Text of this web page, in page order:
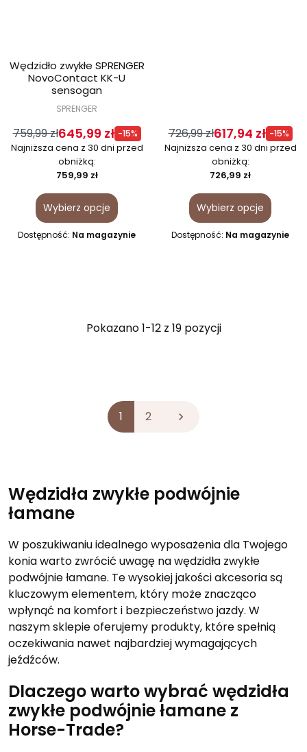
Wędzidło zwykłe SPRENGER
NovoContact KK-U
sensogan
SPRENGER
759,99 zł645,99 zł -15%
Najniższa cena z 30 dni przed
obniżką:
759,99 zł
Wybierz opcje
Dostępność: Na magazynie
726,99 zł617,94 zł -15%
Najniższa cena z 30 dni przed
obniżką:
726,99 zł
Wybierz opcje
Dostępność: Na magazynie
Pokazano 1-12 z 19 pozycji
1 2 
Wędzidła zwykłe podwójnie
łamane
W poszukiwaniu idealnego wyposażenia dla Twojego
konia warto zwrócić uwagę na wędzidła zwykłe
podwójnie łamane. Te wysokiej jakości akcesoria są
kluczowym elementem, który może znacząco
wpłynąć na komfort i bezpieczeństwo jazdy. W
naszym sklepie oferujemy produkty, które spełnią
oczekiwania nawet najbardziej wymagających
jeźdźców.
Dlaczego warto wybrać wędzidła
zwykłe podwójnie łamane z
Horse-Trade?